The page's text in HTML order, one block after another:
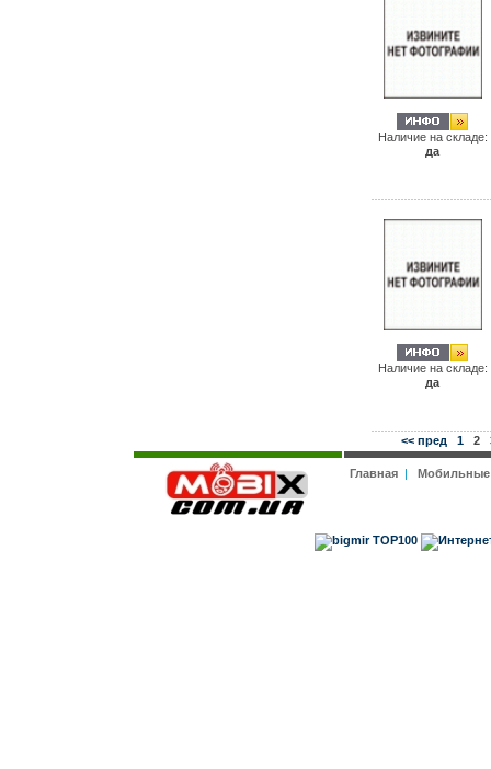
Наличие на складе:
да
Наличие на складе:
да
<< пред 1 2
Главная|